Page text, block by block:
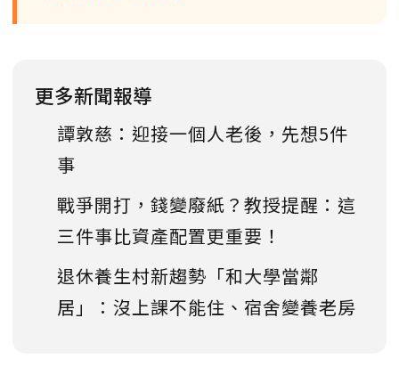
更多新聞報導
譚敦慈：迎接一個人老後，先想5件
事
戰爭開打，錢變廢紙？教授提醒：這
三件事比資產配置更重要！
退休養生村新趨勢「和大學當鄰
居」：沒上課不能住、宿舍變養老房